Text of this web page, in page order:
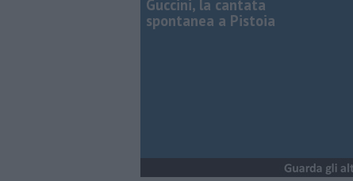
Guccini, la cantata
spontanea a Pistoia